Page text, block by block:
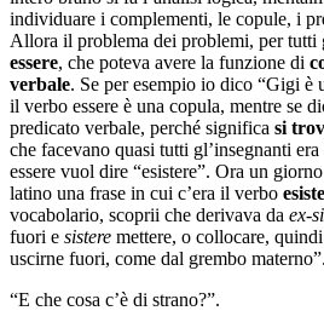
individuare i complementi, le copule, i
Allora il problema dei problemi, per tutti
essere, che poteva avere la funzione di
verbale. Se per esempio io dico “Gigi è
il verbo essere è una copula, mentre se
predicato verbale, perché significa si
che facevano quasi tutti gl’insegnanti era
essere vuol dire “esistere”. Ora un
latino una frase in cui c’era il verbo
vocabolario, scoprii che derivava da ex-
fuori e sistere mettere, o collocare,
uscirne fuori, come dal grembo materno”.
“E che cosa c’è di strano?”.